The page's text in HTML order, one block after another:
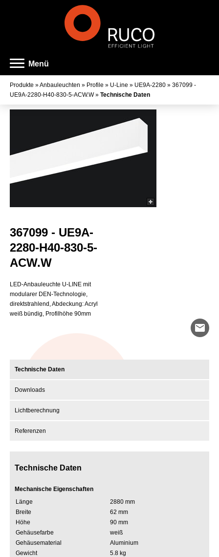
Menü
Produkte »Anbauleuchten » Profile » U-Line » UE9A-2280 » 367099 -
UE9A-2280-H40-830-5-ACW.W» Technische Daten
367099 - UE9A-
2280-H40-830-5-
ACW.W
LED-Anbauleuchte U-LINE mit
modularer DEN-Technologie,
direktstrahlend, Abdeckung: Acryl
weiß bündig, Profilhöhe 90mm
mail
Technische Daten
Downloads
Lichtberechnung
Referenzen
Technische Daten
Mechanische Eigenschaften
Länge
2880 mm
Breite
62 mm
Höhe
90 mm
Gehäusefarbe
weiß
Gehäusematerial
Aluminium
Gewicht
5.8 kg